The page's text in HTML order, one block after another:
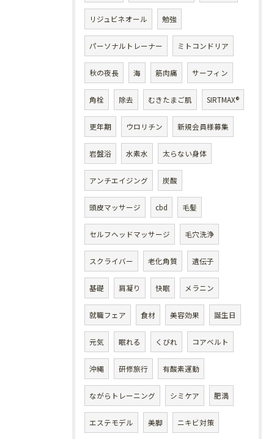
リジュビネオール 勉強
パーソナルトレーナー ミトコンドリア
秋の夜長 海 筋肉痛 サーフィン
角栓 除去 むきたまご肌 SIRTMAX®
更年期 ウロリチン 新規会員様募集
岩盤浴 水素水 太らない身体
アンチエイジング 炭酸
頭皮マッサージ cbd 毛髪
セルフヘッドマッサージ 毛穴洗浄
スクライバー 老化角質 遺伝子
基礎 肩凝り 快眠 メラニン
就職フェア 食材 美容効果 誕生日
元気 眠れる くびれ コアベルト
沖縄 研修旅行 有酸素運動
ながらトレーニング シミケア 肥満
エステモデル 美脚 ニキビ対策